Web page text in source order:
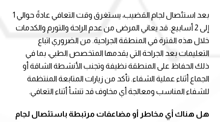
بعد استئصال لجام القضيب، يستغرق وقت التعافي عادةً حوالي 1
إلى 2 أسابيع. قد يعاني المرضى من عدم الراحة والتورم والكدمات
خلال هذه الفترة في المنطقة الجراحية. من الضروري اتباع
التعليمات بعد الجراحة التي يقدمها المتخصص الطبي، بما في
ذلك الحفاظ على المنطقة نظيفة وتجنب الأنشطة الشاقة أو
الجماع أثناء عملية الشفاء. تأكد من زيارات المتابعة المنتظمة
للشفاء المناسب ومعالجة أي مخاوف قد تنشأ أثناء التعافي.
هل هناك أي مخاطر أو مضاعفات مرتبطة باستئصال لجام